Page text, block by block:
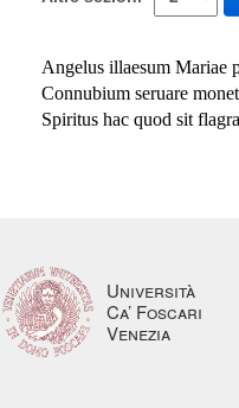
Angelus illaesum Mariae
Connubium seruare
Spiritus hac quod sit
Università
Ca’ Foscari
Venezia